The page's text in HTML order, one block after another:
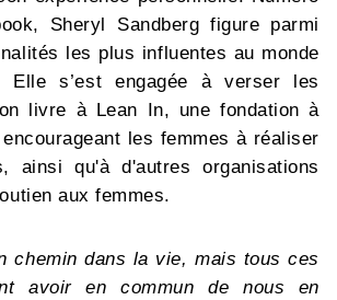
Sheryl Sandberg figure parmi
les plus influentes au monde
Elle s’est engagée à verser les
livre à Lean In, une fondation à
les femmes à réaliser
ainsi qu'à d'autres organisations
aux femmes.
chemin dans la vie, mais tous ces
avoir en commun de nous en